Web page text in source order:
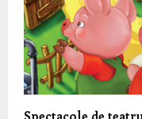
Spectacole de